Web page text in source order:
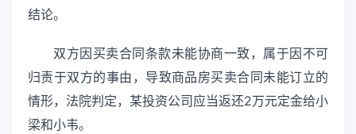
结论。
双方因买卖合同条款未能协商一致，属于因不可
归责于双方的事由，导致商品房买卖合同未能订立的
情形，法院判定，某投资公司应当返还2万元定金给小
梁和小韦。